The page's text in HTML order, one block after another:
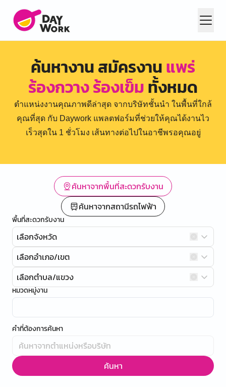
ค้นหางาน สมัครงานแพร่
ร้องกวาง ร้องเข็มทั้งหมด
ตำแหน่งงานคุณภาพดีล่าสุด จากบริษัทชั้นนำ ในพื้นที่ใกล้
คุณที่สุด กับ Daywork แพลตฟอร์มที่ช่วยให้คุณได้งานไว
เร็วสุดใน 1 ชั่วโมง เส้นทางต่อไปในอาชีพรอคุณอยู่
ค้นหาจากพื้นที่สะดวกรับงาน
ค้นหาจากสถานีรถไฟฟ้า
พื้นที่สะดวกรับงาน
เลือกจังหวัด
เลือกอำเภอ/เขต
เลือกตำบล/แขวง
หมวดหมู่งาน
คำที่ต้องการค้นหา
ค้นหา